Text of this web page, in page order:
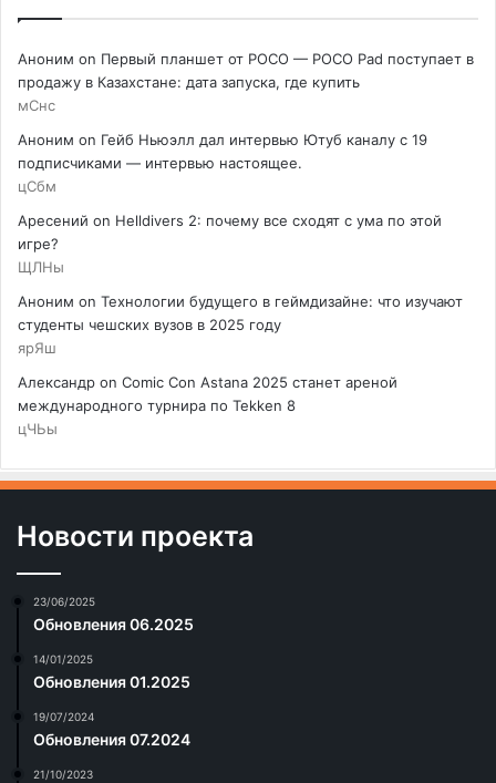
Аноним on Первый планшет от POCO — POCO Pad поступает в
продажу в Казахстане: дата запуска, где купить
мСнс
Аноним on Гейб Ньюэлл дал интервью Ютуб каналу с 19
подписчиками — интервью настоящее.
цСбм
Аресений on Helldivers 2: почему все сходят с ума по этой
игре?
ЩЛНы
Аноним on Технологии будущего в геймдизайне: что изучают
студенты чешских вузов в 2025 году
ярЯш
Александр on Comic Con Astana 2025 станет ареной
международного турнира по Tekken 8
цЧЬы
Новости проекта
23/06/2025
Обновления 06.2025
14/01/2025
Обновления 01.2025
19/07/2024
Обновления 07.2024
21/10/2023